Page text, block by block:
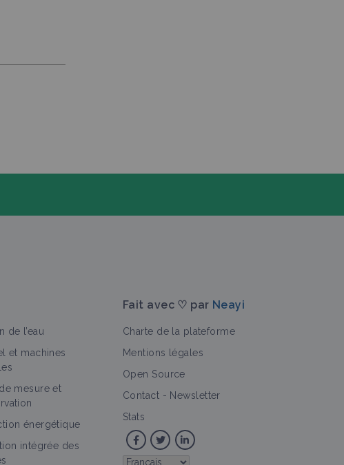
>
de l’eau
et machines
mesure et
énergétique
intégrée des
Fait avec ♡ par Neayi
Charte de la plateforme
Mentions légales
Open Source
Contact - Newsletter
Stats